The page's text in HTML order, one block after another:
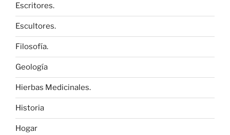
Escritores.
Escultores.
Filosofía.
Geología
Hierbas Medicinales.
Historia
Hogar